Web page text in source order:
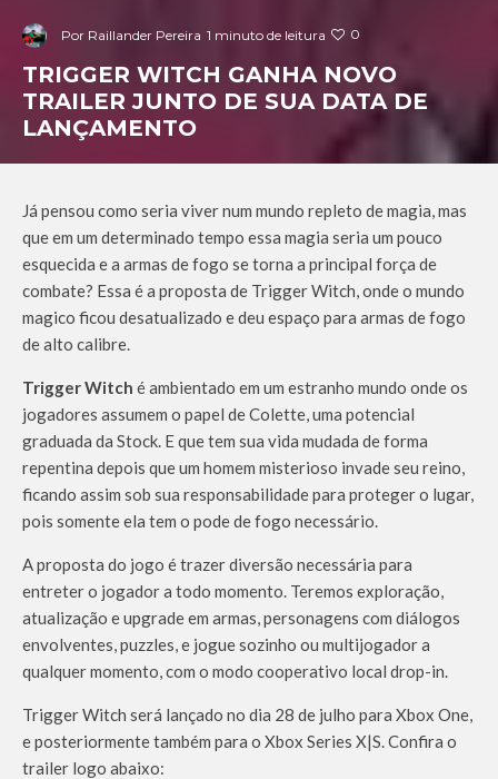
Por Raillander Pereira 1 minuto de leitura 0
TRIGGER WITCH GANHA NOVO
TRAILER JUNTO DE SUA DATA DE
LANÇAMENTO
Já pensou como seria viver num mundo repleto de magia, mas
que em um determinado tempo essa magia seria um pouco
esquecida e a armas de fogo se torna a principal força de
combate? Essa é a proposta de Trigger Witch, onde o mundo
magico ficou desatualizado e deu espaço para armas de fogo
de alto calibre.
Trigger Witch é ambientado em um estranho mundo onde os
jogadores assumem o papel de Colette, uma potencial
graduada da Stock. E que tem sua vida mudada de forma
repentina depois que um homem misterioso invade seu reino,
ficando assim sob sua responsabilidade para proteger o lugar,
pois somente ela tem o pode de fogo necessário.
A proposta do jogo é trazer diversão necessária para
entreter o jogador a todo momento. Teremos exploração,
atualização e upgrade em armas, personagens com diálogos
envolventes, puzzles, e jogue sozinho ou multijogador a
qualquer momento, com o modo cooperativo local drop-in.
Trigger Witch será lançado no dia 28 de julho para Xbox One,
e posteriormente também para o Xbox Series X|S. Confira o
trailer logo abaixo: